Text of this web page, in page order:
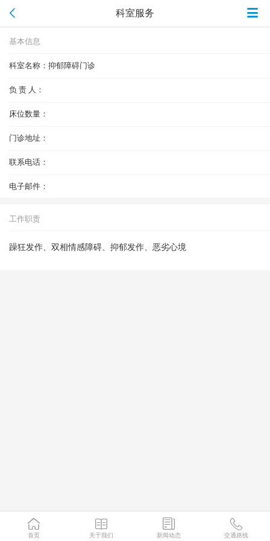
科室服务
基本信息
科室名称： 抑郁障碍门诊
负 责 人：
床位数量：
门诊地址：
联系电话：
电子邮件：
工作职责
躁狂发作、双相情感障碍、抑郁发作、恶劣心境
首页 关于我们 新闻动态 交通路线